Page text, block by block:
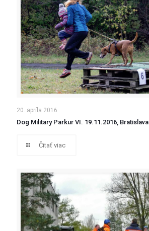
20. apríla 2016
Dog Military Parkur VI. 19.11.2016, Bratislava
Čitať viac